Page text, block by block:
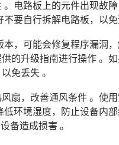
电路板上的元件出现故
要自行拆解电路板，以免
，可能会修复程序漏洞
的升级指南进行操作 。
免丢失 。
扇，改善通风条件 。使
环境湿度，防止设备内部
备造成损害 。